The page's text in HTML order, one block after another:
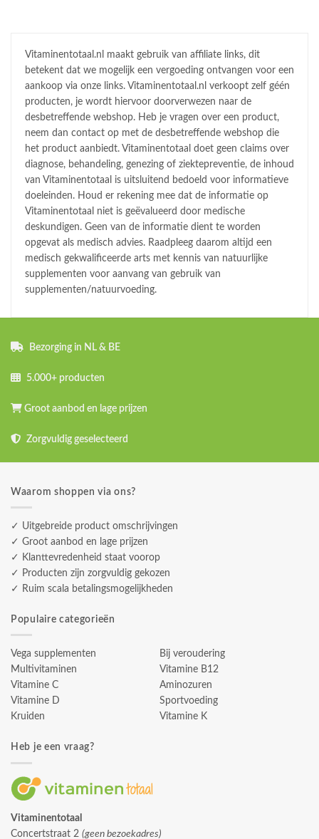
Vitaminentotaal.nl maakt gebruik van affiliate links, dit
betekent dat we mogelijk een vergoeding ontvangen voor een
aankoop via onze links. Vitaminentotaal.nl verkoopt zelf géén
producten, je wordt hiervoor doorverwezen naar de
desbetreffende webshop. Heb je vragen over een product,
neem dan contact op met de desbetreffende webshop die
het product aanbiedt. Vitaminentotaal doet geen claims over
diagnose, behandeling, genezing of ziektepreventie, de inhoud
van Vitaminentotaal is uitsluitend bedoeld voor informatieve
doeleinden. Houd er rekening mee dat de informatie op
Vitaminentotaal niet is geëvalueerd door medische
deskundigen. Geen van de informatie dient te worden
opgevat als medisch advies. Raadpleeg daarom altijd een
medisch gekwalificeerde arts met kennis van natuurlijke
supplementen voor aanvang van gebruik van
supplementen/natuurvoeding.
Bezorging in NL & BE
5.000+ producten
Groot aanbod en lage prijzen
Zorgvuldig geselecteerd
Waarom shoppen via ons?
✓ Uitgebreide product omschrijvingen
✓ Groot aanbod en lage prijzen
✓ Klanttevredenheid staat voorop
✓ Producten zijn zorgvuldig gekozen
✓ Ruim scala betalingsmogelijkheden
Populaire categorieën
Vega supplementen
Multivitaminen
Vitamine C
Vitamine D
Kruiden
Bij veroudering
Vitamine B12
Aminozuren
Sportvoeding
Vitamine K
Heb je een vraag?
Vitaminentotaal
Concertstraat 2 (geen bezoekadres)